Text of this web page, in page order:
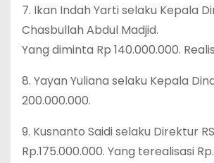
7. Ikan Indah Yarti selaku Kepala
Chasbullah Abdul Madjid.
Yang diminta Rp 140.000.000.
8. Yayan Yuliana selaku Kepala
200.000.000.
9. Kusnanto Saidi selaku Direktur
Rp.175.000.000. Yang terealisasi